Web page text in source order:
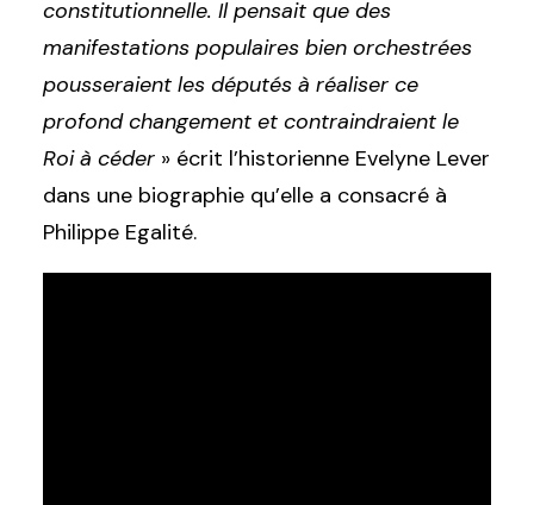
constitutionnelle. Il pensait que des
manifestations populaires bien orchestrées
pousseraient les députés à réaliser ce
profond changement et contraindraient le
Roi à céder » écrit l’historienne Evelyne Lever
dans une biographie qu’elle a consacré à
Philippe Egalité.